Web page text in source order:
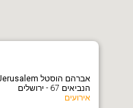
אברהם הוסטל Abraham Jerusalem
הנביאים 67 - ירושלים
אירועים